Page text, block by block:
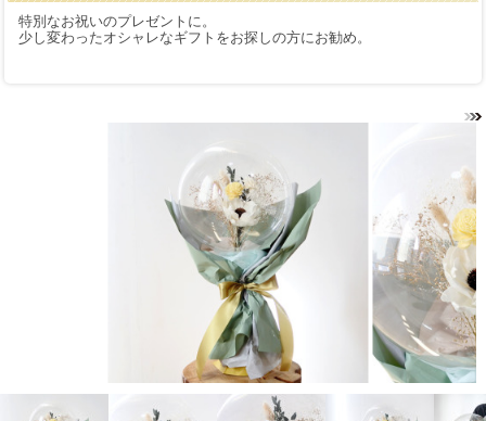
特別なお祝いのプレゼントに。
少し変わったオシャレなギフトをお探しの方にお勧め。